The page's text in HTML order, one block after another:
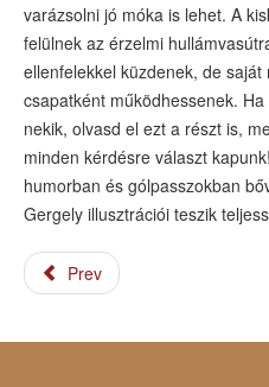
varázsolni jó móka is lehet. A
felülnek az érzelmi
ellenfelekkel küzdenek, de
csapatként működhessenek.
nekik, olvasd el ezt a részt is,
minden kérdésre választ
humorban és gólpasszokban
Gergely illusztrációi teszik
Prev